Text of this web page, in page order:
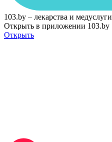
103.by – лекарства и медуслуги
Открыть в приложении 103.by
Открыть